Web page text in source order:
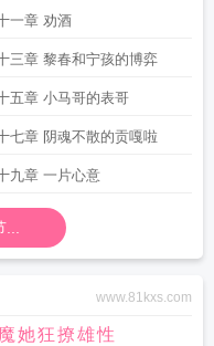
一章 劝酒
三章 黎春和宁孩的博弈
五章 小马哥的表哥
七章 阴魂不散的贡嘎啦
九章 一片心意
www.81kxs.com
她狂撩雄性